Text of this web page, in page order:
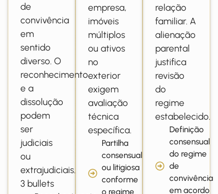
de
convivência
em
sentido
diverso. O
reconhecimento
e a
dissolução
podem
ser
judiciais
ou
extrajudiciais.
3 bullets
empresa,
imóveis
múltiplos
ou ativos
no
exterior
exigem
avaliação
técnica
específica.
Partilha
consensual
ou litigiosa
conforme
o regime
relação
familiar. A
alienação
parental
justifica
revisão
do
regime
estabelecido.
Definição
consensual
do regime
de
convivência
em acordo